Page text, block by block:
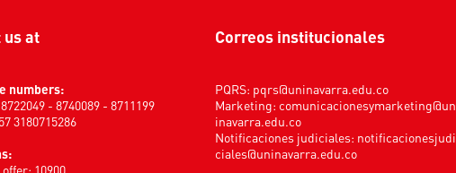
us at
numbers:
- 8740089 - 8711199
3180715286
10900
Correos institucionales
PQRS: pqrs@uninavarra.edu.co
Marketing: comunicacionesymarketing@un
inavarra.edu.co
Notificaciones judiciales: notificacionesjudi
ciales@uninavarra.edu.co